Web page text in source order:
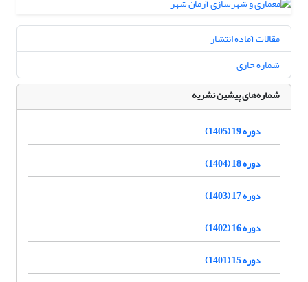
مقالات آماده انتشار
شماره جاری
شماره‌های پیشین نشریه
دوره 19 (1405)
دوره 18 (1404)
دوره 17 (1403)
دوره 16 (1402)
دوره 15 (1401)